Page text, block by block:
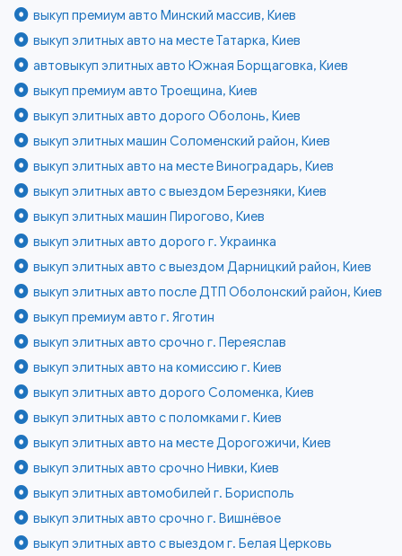
выкуп премиум авто Минский массив, Киев
выкуп элитных авто на месте Татарка, Киев
автовыкуп элитных авто Южная Борщаговка, Киев
выкуп премиум авто Троещина, Киев
выкуп элитных авто дорого Оболонь, Киев
выкуп элитных машин Соломенский район, Киев
выкуп элитных авто на месте Виноградарь, Киев
выкуп элитных авто с выездом Березняки, Киев
выкуп элитных машин Пирогово, Киев
выкуп элитных авто дорого г. Украинка
выкуп элитных авто с выездом Дарницкий район, Киев
выкуп элитных авто после ДТП Оболонский район, Киев
выкуп премиум авто г. Яготин
выкуп элитных авто срочно г. Переяслав
выкуп элитных авто на комиссию г. Киев
выкуп элитных авто дорого Соломенка, Киев
выкуп элитных авто с поломками г. Киев
выкуп элитных авто на месте Дорогожичи, Киев
выкуп элитных авто срочно Нивки, Киев
выкуп элитных автомобилей г. Борисполь
выкуп элитных авто срочно г. Вишнёвое
выкуп элитных авто с выездом г. Белая Церковь